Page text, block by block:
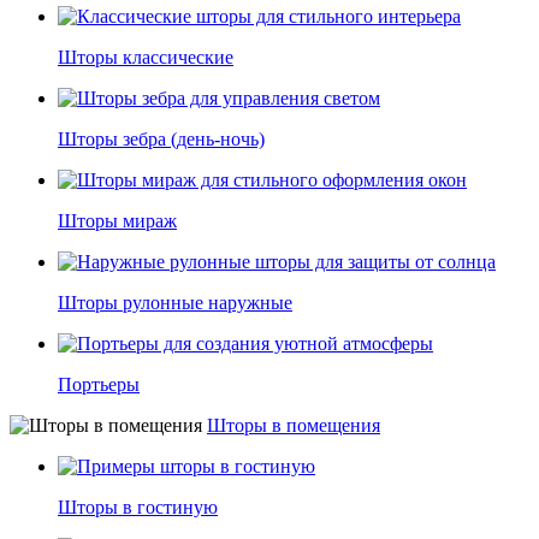
Шторы классические
Шторы зебра (день-ночь)
Шторы мираж
Шторы рулонные наружные
Портьеры
Шторы в помещения
Шторы в гостиную